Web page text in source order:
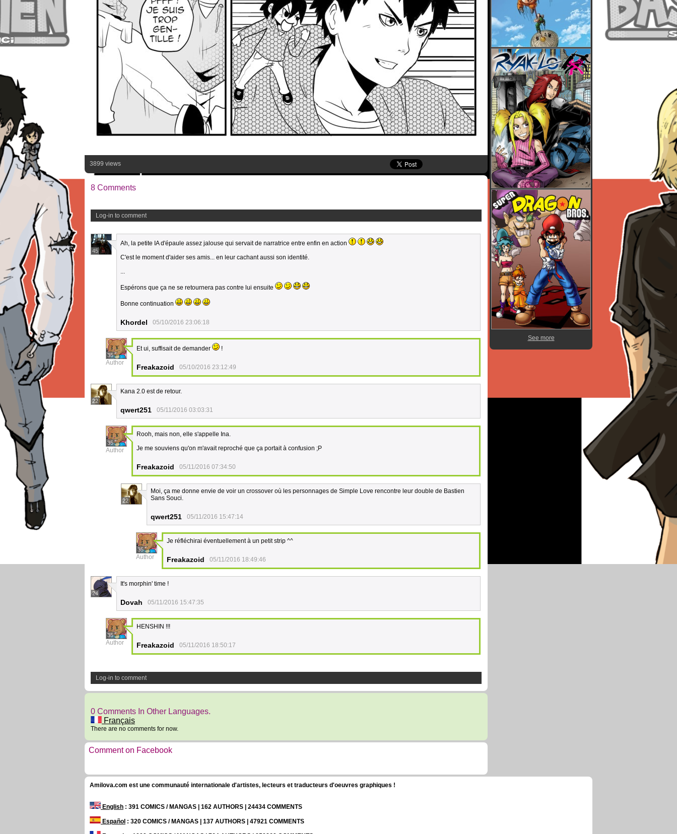
3899 views
8 Comments
Log-in to comment
45
Ah, la petite IA d'épaule assez jalouse qui servait de narratrice entre enfin en action
C'est le moment d'aider ses amis... en leur cachant aussi son identité.
...
Espérons que ça ne se retournera pas contre lui ensuite
Bonne continuation
Khordel 05/10/2016 23:06:18
35
Author
Et ui, suffisait de demander !
Freakazoid 05/10/2016 23:12:49
22
Kana 2.0 est de retour.
qwert251 05/11/2016 03:03:31
35
Author
Rooh, mais non, elle s'appelle Ina.
Je me souviens qu'on m'avait reproché que ça portait à confusion ;P
Freakazoid 05/11/2016 07:34:50
22
Moi, ça me donne envie de voir un crossover où les personnages de Simple Love rencontre leur double de Bastien
Sans Souci.
qwert251 05/11/2016 15:47:14
35
Author
Je réfléchirai éventuellement à un petit strip ^^
Freakazoid 05/11/2016 18:49:46
24
It's morphin' time !
Dovah 05/11/2016 15:47:35
35
Author
HENSHIN !!!
Freakazoid 05/11/2016 18:50:17
Log-in to comment
0 Comments In Other Languages.
Français
There are no comments for now.
Comment on Facebook
See more
Amilova.com est une communauté internationale d'artistes, lecteurs et traducteurs d'oeuvres graphiques !
English : 391 COMICS / MANGAS | 162 AUTHORS | 24434 COMMENTS
Español : 320 COMICS / MANGAS | 137 AUTHORS | 47921 COMMENTS